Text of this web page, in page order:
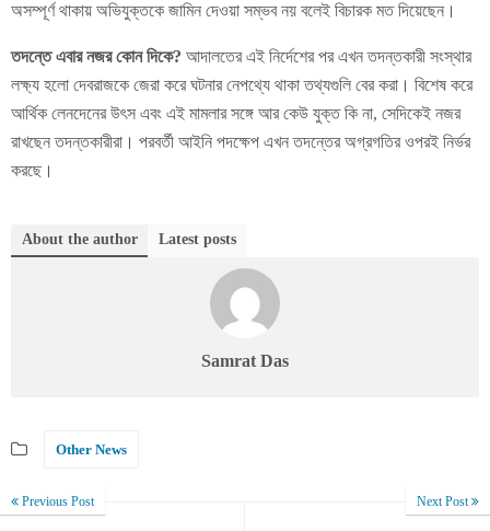
অসম্পূর্ণ থাকায় অভিযুক্তকে জামিন দেওয়া সম্ভব নয় বলেই বিচারক মত দিয়েছেন।
তদন্তে এবার নজর কোন দিকে? আদালতের এই নির্দেশের পর এখন তদন্তকারী সংস্থার
লক্ষ্য হলো দেবরাজকে জেরা করে ঘটনার নেপথ্যে থাকা তথ্যগুলি বের করা। বিশেষ করে
আর্থিক লেনদেনের উৎস এবং এই মামলার সঙ্গে আর কেউ যুক্ত কি না, সেদিকেই নজর
রাখছেন তদন্তকারীরা। পরবর্তী আইনি পদক্ষেপ এখন তদন্তের অগ্রগতির ওপরই নির্ভর
করছে।
About the author Latest posts
Samrat Das
Other News
Previous Post Next Post